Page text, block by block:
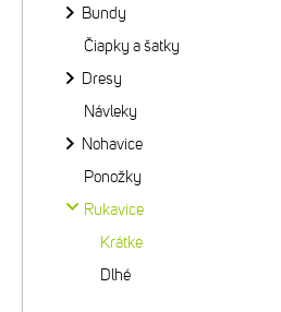
Bundy
Čiapky a šatky
Dresy
Návleky
Nohavice
Ponožky
Rukavice
Krátke
Dlhé